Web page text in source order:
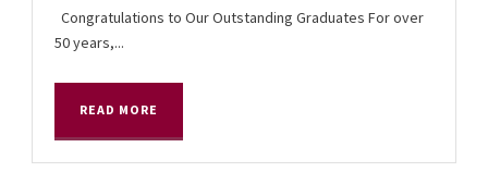
Congratulations to Our Outstanding Graduates For over
50 years,...
READ MORE